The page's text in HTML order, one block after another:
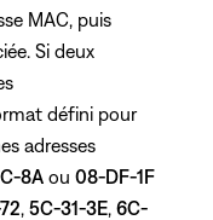
MAC, puis
Si deux
défini pour
adresses
8A ou 08-DF-1F
5C-31-3E 6C-